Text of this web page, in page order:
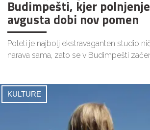
Budimpešti, kjer
avgusta dobi nov pomen
Poleti je najbolj ekstravaganten studio
narava sama, zato se v Budimpešti
KULTURE